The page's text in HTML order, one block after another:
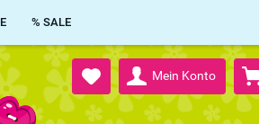
Mein Konto
% SALE